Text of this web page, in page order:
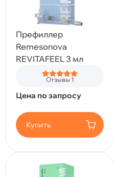
Префиллер
Remesonova
REVITAFEEL 3 мл
Отзывы 1
Цена по запросу
Купить